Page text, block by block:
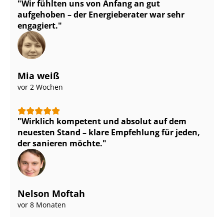
Wir fühlten uns von Anfang an gut
aufgehoben – der Energieberater war sehr
engagiert.
Mia weiß
vor 2 Wochen
Wirklich kompetent und absolut auf dem
neuesten Stand – klare Empfehlung für jeden,
der sanieren möchte.
Nelson Moftah
vor 8 Monaten